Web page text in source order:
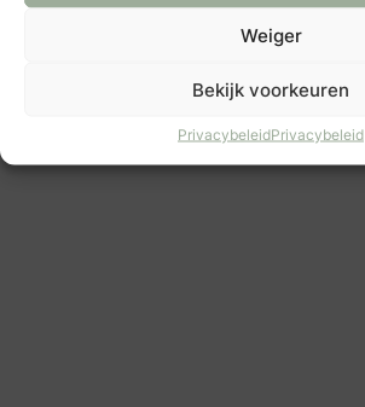
Weiger
Bekijk voorkeuren
PrivacybeleidPrivacybeleid
Juwelier van den Mosselaar